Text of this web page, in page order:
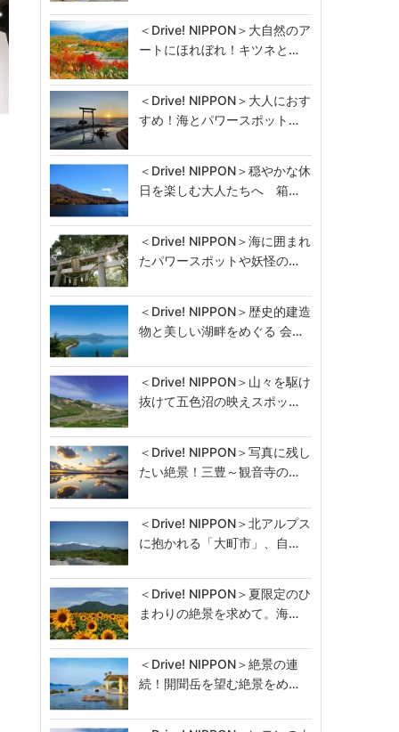
＜Drive! NIPPON＞大自然のア
ートにほれぼれ！キツネと…
＜Drive! NIPPON＞大人におす
すめ！海とパワースポット…
＜Drive! NIPPON＞穏やかな休
日を楽しむ大人たちへ 箱…
＜Drive! NIPPON＞海に囲まれ
たパワースポットや妖怪の…
＜Drive! NIPPON＞歴史的建造
物と美しい湖畔をめぐる 会…
＜Drive! NIPPON＞山々を駆け
抜けて五色沼の映えスポッ…
＜Drive! NIPPON＞写真に残し
たい絶景！三豊～観音寺の…
＜Drive! NIPPON＞北アルプス
に抱かれる「大町市」、自…
＜Drive! NIPPON＞夏限定のひ
まわりの絶景を求めて。海…
＜Drive! NIPPON＞絶景の連
続！開聞岳を望む絶景をめ…